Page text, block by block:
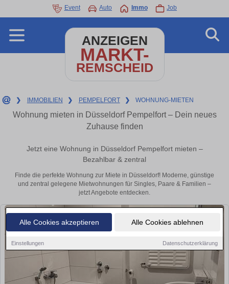
Alle Cookies akzeptieren Alle Cookies ablehnen
Einstellungen Datenschutzerklärung
Event Auto Immo Job
ANZEIGEN
MARKT-
REMSCHEID
❯ IMMOBILIEN ❯ PEMPELFORT ❯ WOHNUNG-MIETEN
Wohnung mieten in Düsseldorf Pempelfort – Dein neues
Zuhause finden
Jetzt eine Wohnung in Düsseldorf Pempelfort mieten –
Bezahlbar & zentral
Finde die perfekte Wohnung zur Miete in Düsseldorf! Moderne, günstige
und zentral gelegene Mietwohnungen für Singles, Paare & Familien –
jetzt Angebote entdecken.